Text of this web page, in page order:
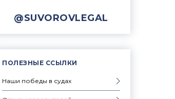
@SUVOROVLEGAL
ПОЛЕЗНЫЕ ССЫЛКИ
Наши победы в судах